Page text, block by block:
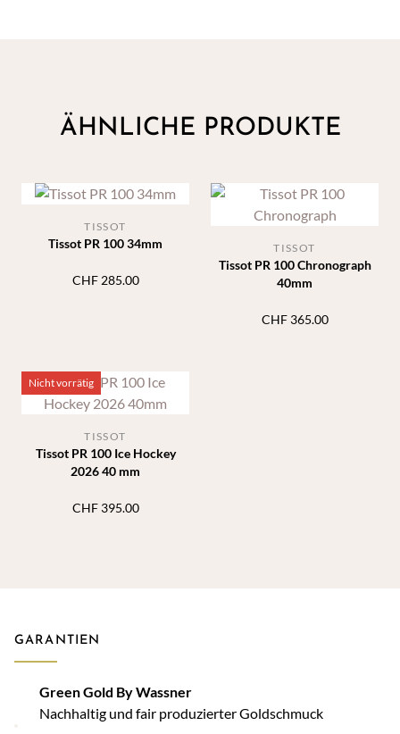
ÄHNLICHE PRODUKTE
Tissot PR 100 34mm
TISSOT
CHF285.00
Tissot PR 100 Chronograph
40mm
TISSOT
CHF365.00
Nicht vorrätig
Tissot PR 100 Ice Hockey
2026 40 mm
TISSOT
CHF395.00
GARANTIEN
Green Gold By Wassner
Nachhaltig und fair produzierter Goldschmuck